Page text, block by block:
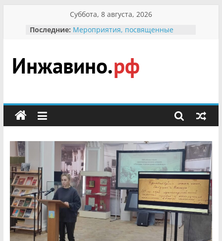
содержимому
Суббота, 8 августа, 2026
Последние: Мероприятия, посвященные
гражданин Инжавинского округа»
участнице Великой
Отечественной, фронтовичке
Безопасность в сети Интернет
мероприятии «Сохраним
первоцветы!»
В вольере Воронинского
заповедника родились крапчатые
суслики
Инжавино.рф
сельский
портал